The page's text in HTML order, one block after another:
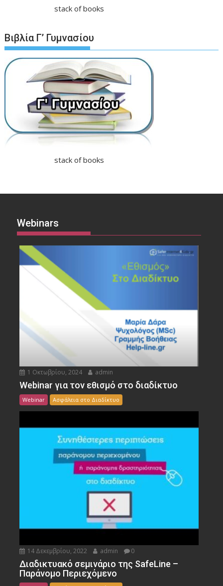
stack of books
Βιβλία Γ’ Γυμνασίου
stack of books
Webinars
1 Οκτωβρίου, 2024 admin
Webinar για τον εθισμό στο διαδίκτυο
Webinar Ασφάλεια στο Διαδίκτυο
14 Δεκεμβρίου, 2022 admin 0
Διαδικτυακό σεμινάριο της SafeLine –
Παράνομο Περιεχόμενο